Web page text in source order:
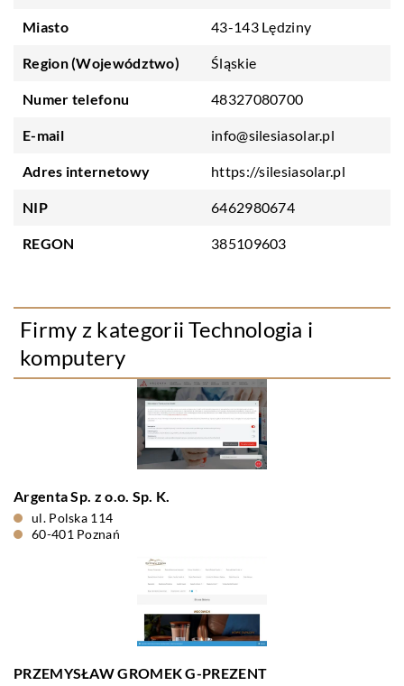
Miasto 43-143 Lędziny
Region (Województwo) Śląskie
Numer telefonu 48327080700
E-mail info@silesiasolar.pl
Adres internetowy https://silesiasolar.pl
NIP 6462980674
REGON 385109603
Firmy z kategorii Technologia i
komputery
Argenta Sp. z o.o. Sp. K.
ul. Polska 114
60-401 Poznań
PRZEMYSŁAW GROMEK G-PREZENT